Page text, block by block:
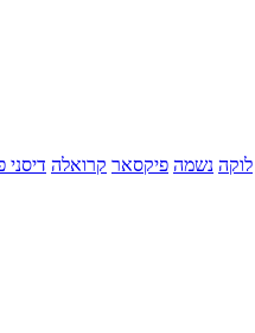
לוקה נשמה פיקסאר קרואלה דיסני